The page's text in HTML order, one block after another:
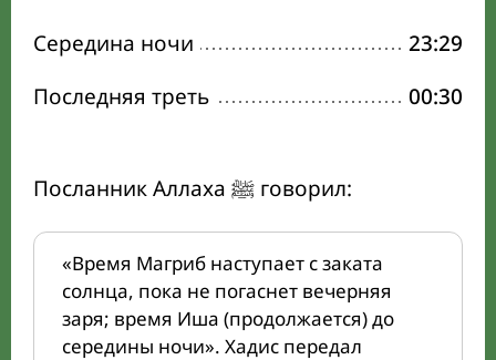
Середина ночи
23:29
Последняя треть
00:30
Посланник Аллаха ﷺ говорил:
«Время Магриб наступает с заката
солнца, пока не погаснет вечерняя
заря; время Иша (продолжается) до
середины ночи». Хадис передал